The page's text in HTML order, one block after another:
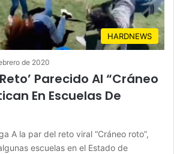
HARDNEWS
de 2020
Parecido Al “Cráneo
En Escuelas De
A la par del reto viral “Cráneo roto”,
escuelas en el Estado de